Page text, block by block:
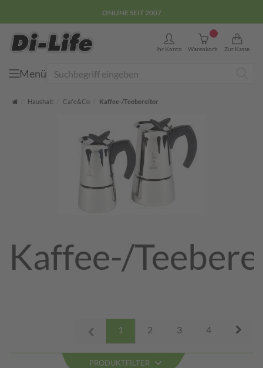
ONLINE SEIT 2007
Ihr Konto Warenkorb
0
Zur Kasse
Menü
Startseite
Haushalt Cafe&Co Kaffee-/Teebereiter
Kaffee-/
1 2 3 4
PRODUKTFILTER